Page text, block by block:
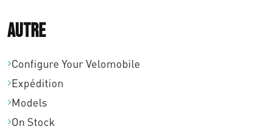
Autre
Configure Your Velomobile
Expédition
Models
On Stock